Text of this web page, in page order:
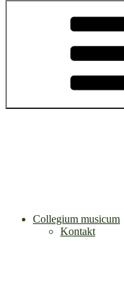
Collegium musicum
Kontakt